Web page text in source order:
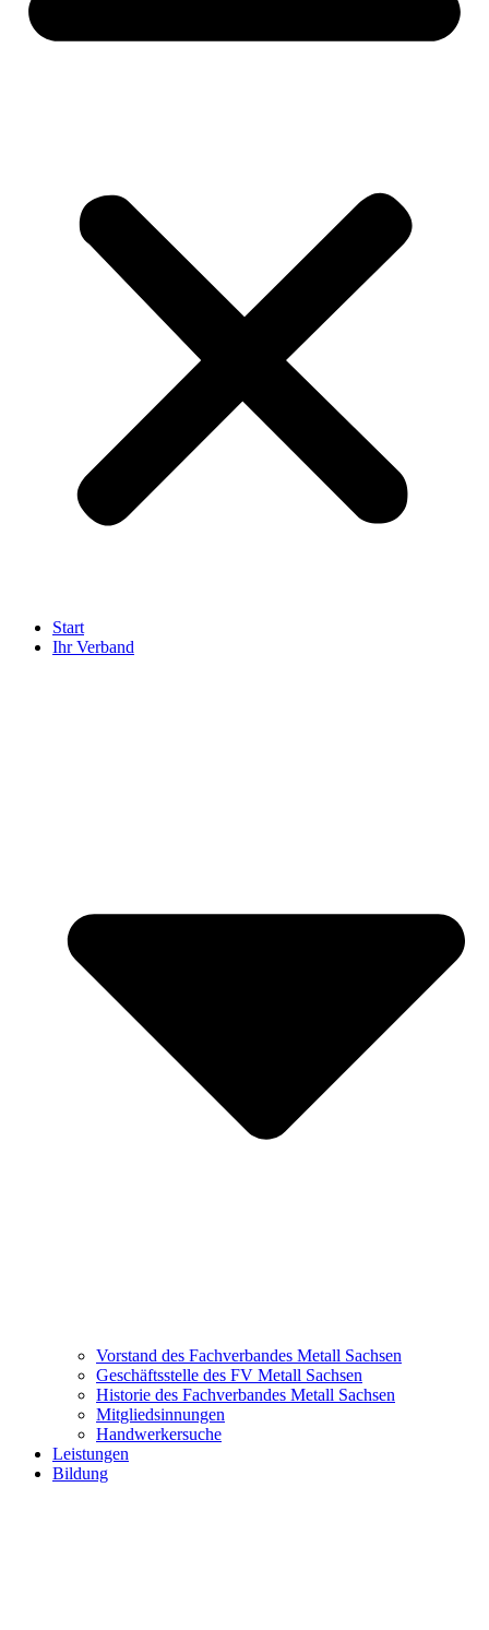
Start
Ihr Verband
Vorstand des Fachverbandes Metall Sachsen
Geschäftsstelle des FV Metall Sachsen
Historie des Fachverbandes Metall Sachsen
Mitgliedsinnungen
Handwerkersuche
Leistungen
Bildung